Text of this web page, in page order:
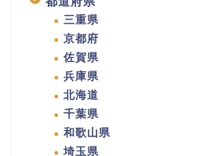
三重県
京都府
佐賀県
兵庫県
北海道
千葉県
和歌山県
埼玉県